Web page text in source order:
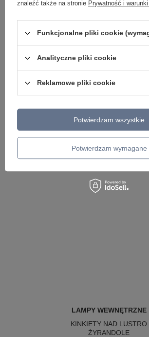
Kinkiet Travertino 10W Maxlight
złota IP44
Plafon
czarnym
BK Yaskr
LAMPY WEWNĘTRZNE
KINKIETY NAD LUSTRO
ŻYRANDOLE
znaleźć także na stronie Prywatność i
Funkcjonalne pliki cookie
Analityczne pliki cookie
Reklamowe pliki cookie
Potwierdzam wymagane
Potwierdzam wszystkie